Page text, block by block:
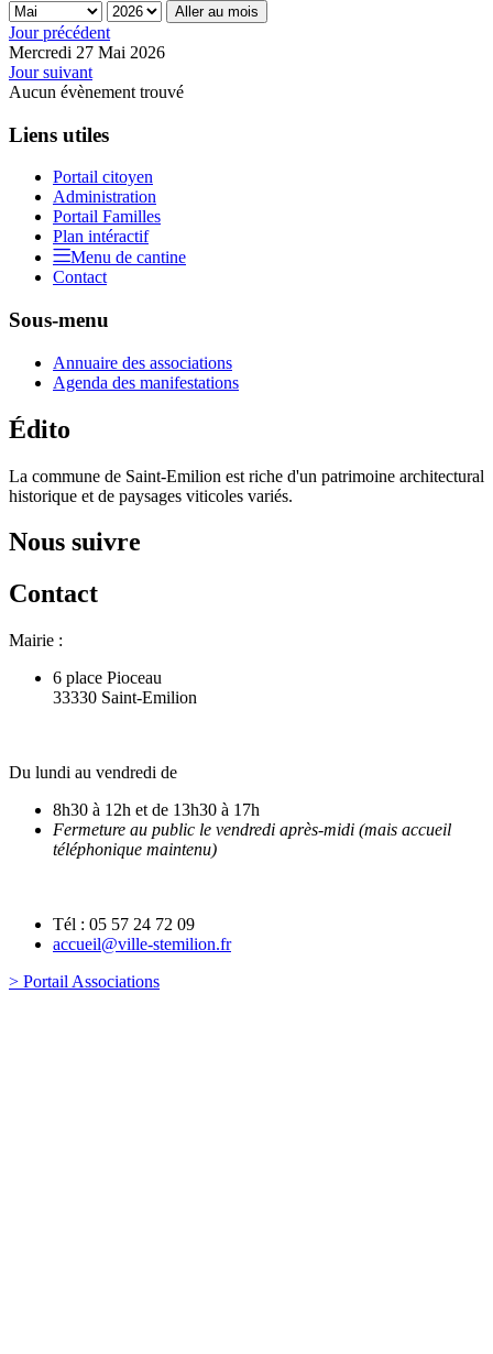
Aller au mois
Jour précédent
Mercredi 27 Mai 2026
Jour suivant
Aucun évènement trouvé
Liens utiles
Portail citoyen
Administration
Portail Familles
Plan intéractif
Menu de cantine
Contact
Sous-menu
Annuaire des associations
Agenda des manifestations
Édito
La commune de Saint-Emilion est riche d'un patrimoine architectural
historique et de paysages viticoles variés.
Nous suivre
Contact
Mairie :
6 place Pioceau
33330 Saint-Emilion
Du lundi au vendredi de
8h30 à 12h et de 13h30 à 17h
Fermeture au public le vendredi après-midi (mais accueil
téléphonique maintenu)
Tél : 05 57 24 72 09
accueil@ville-stemilion.fr
> Portail Associations